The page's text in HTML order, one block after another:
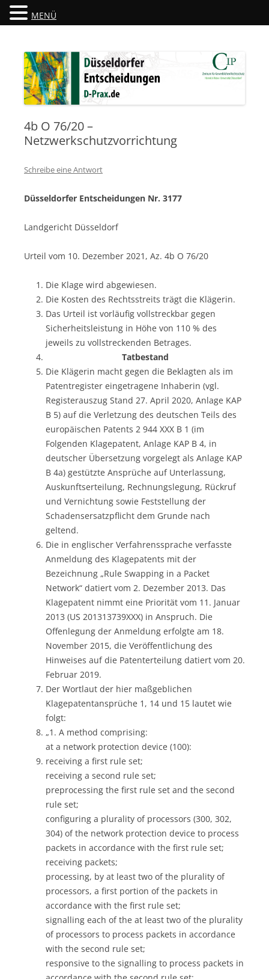
Düsseldorfer Entscheidungen
4b O 76/20 –
Netzwerkschutzvorrichtung
Schreibe eine Antwort
Düsseldorfer Entscheidungen Nr. 3177
Landgericht Düsseldorf
Urteil vom 10. Dezember 2021, Az. 4b O 76/20
Die Klage wird abgewiesen.
Die Kosten des Rechtsstreits trägt die Klägerin.
Das Urteil ist vorläufig vollstreckbar gegen
Sicherheitsleistung in Höhe von 110 % des
jeweils zu vollstreckenden Betrages.
Tatbestand
Die Klägerin macht gegen die Beklagten als im
Patentregister eingetragene Inhaberin (vgl.
Registerauszug Stand 27. April 2020, Anlage KAP
B 5) auf die Verletzung des deutschen Teils des
europäischen Patents 2 944 XXX B 1 (im
Folgenden Klagepatent, Anlage KAP B 4, in
deutscher Übersetzung vorgelegt als Anlage KAP
B 4a) gestützte Ansprüche auf Unterlassung,
Auskunftserteilung, Rechnungslegung, Rückruf
und Vernichtung sowie Feststellung der
Schadensersatzpflicht dem Grunde nach
geltend.
Die in englischer Verfahrenssprache verfasste
Anmeldung des Klagepatents mit der
Bezeichnung „Rule Swapping in a Packet
Network“ datiert vom 2. Dezember 2013. Das
Klagepatent nimmt eine Priorität vom 11. Januar
2013 (US 201313739XXX) in Anspruch. Die
Offenlegung der Anmeldung erfolgte am 18.
November 2015, die Veröffentlichung des
Hinweises auf die Patenterteilung datiert vom 20.
Februar 2019.
Der Wortlaut der hier maßgeblichen
Klagepatentansprüche 1, 14 und 15 lautet wie
folgt:
„1. A method comprising:
at a network protection device (100):
receiving a first rule set;
receiving a second rule set;
preprocessing the first rule set and the second
rule set;
configuring a plurality of processors (300, 302,
304) of the network protection device to process
packets in accordance with the first rule set;
receiving packets;
processing, by at least two of the plurality of
processors, a first portion of the packets in
accordance with the first rule set;
signalling each of the at least two of the plurality
of processors to process packets in accordance
with the second rule set;
responsive to the signalling to process packets in
MENÜ